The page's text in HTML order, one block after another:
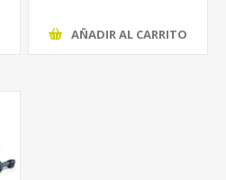
AÑADIR AL CARRITO